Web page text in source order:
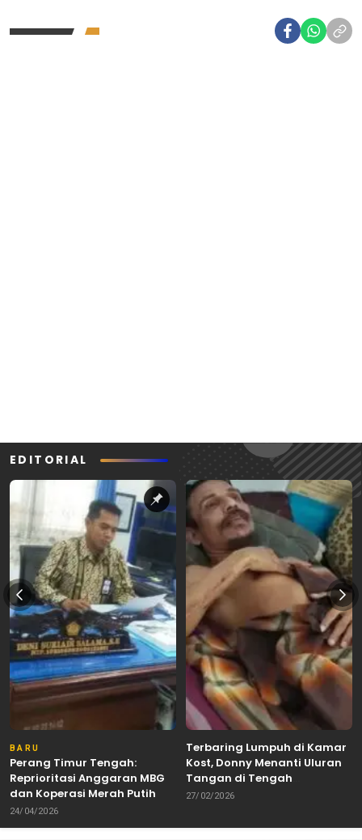
EDITORIAL
BARU
Perang Timur Tengah:
Reprioritasi Anggaran MBG
dan Koperasi Merah Putih
24/04/2026
Terbaring Lumpuh di Kamar
Kost, Donny Menanti Uluran
Tangan di Tengah
Keterbatasan
27/02/2026